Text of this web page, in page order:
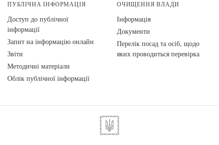
ПУБЛІЧНА ІНФОРМАЦІЯ
Доступ до публічної
інформації
Запит на інформацію онлайн
Звіти
Методичні матеріали
Облік публічної інформації
ОЧИЩЕННЯ ВЛАДИ
Інформація
Документи
Перелік посад та осіб, щодо
яких проводиться перевірка